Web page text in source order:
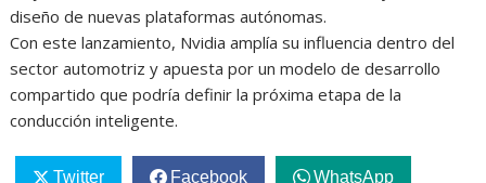
diseño de nuevas plataformas autónomas.
Con este lanzamiento, Nvidia amplía su influencia dentro del
sector automotriz y apuesta por un modelo de desarrollo
compartido que podría definir la próxima etapa de la
conducción inteligente.
Twitter Facebook WhatsApp